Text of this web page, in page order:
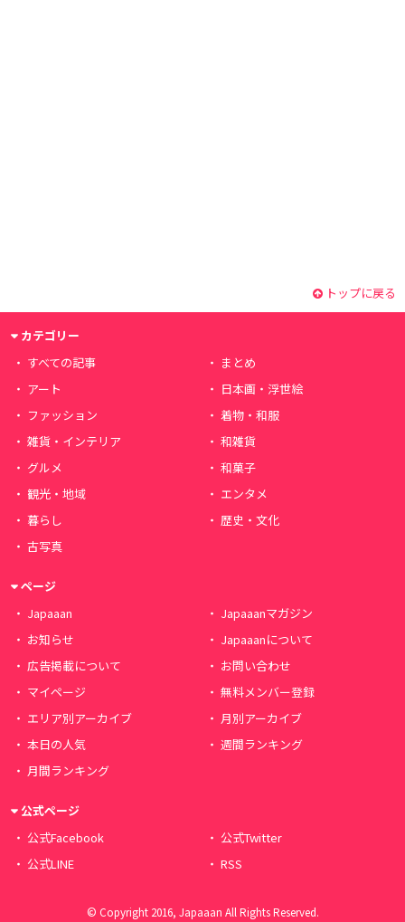
トップに戻る
カテゴリー
すべての記事
まとめ
アート
日本画・浮世絵
ファッション
着物・和服
雑貨・インテリア
和雑貨
グルメ
和菓子
観光・地域
エンタメ
暮らし
歴史・文化
古写真
ページ
Japaaan
Japaaanマガジン
お知らせ
Japaaanについて
広告掲載について
お問い合わせ
マイページ
無料メンバー登録
エリア別アーカイブ
月別アーカイブ
本日の人気
週間ランキング
月間ランキング
公式ページ
公式Facebook
公式Twitter
公式LINE
RSS
© Copyright 2016, Japaaan All Rights Reserved.